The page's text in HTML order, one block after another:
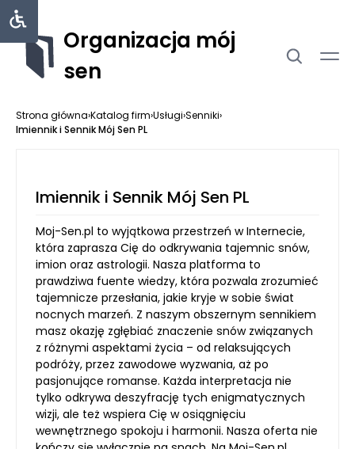
Organizacja mój
sen
Strona główna›Katalog firm›Usługi›Senniki›
Imiennik i Sennik Mój Sen PL
Imiennik i Sennik Mój Sen PL
Moj-Sen.pl to wyjątkowa przestrzeń w Internecie,
która zaprasza Cię do odkrywania tajemnic snów,
imion oraz astrologii. Nasza platforma to
prawdziwa fuente wiedzy, która pozwala zrozumieć
tajemnicze przesłania, jakie kryje w sobie świat
nocnych marzeń. Z naszym obszernym sennikiem
masz okazję zgłębiać znaczenie snów związanych
z różnymi aspektami życia – od relaksujących
podróży, przez zawodowe wyzwania, aż po
pasjonujące romanse. Każda interpretacja nie
tylko odkrywa deszyfrację tych enigmatycznych
wizji, ale też wspiera Cię w osiągnięciu
wewnętrznego spokoju i harmonii. Nasza oferta nie